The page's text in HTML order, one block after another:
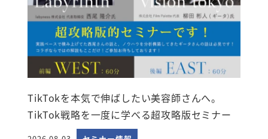
TikTokを本気で伸ばしたい美容師さんへ。
TikTok戦略を一度に学べる超攻略版セミナー